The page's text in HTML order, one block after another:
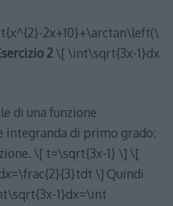
2x+10}+\arctan\left(\
2\[ \int\sqrt{3x-1}dx
di una funzione
integranda di primo grado:
\[ t=\sqrt{3x-1} \] \[
\] Quindi
1}dx=\int